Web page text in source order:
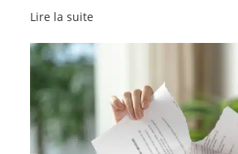
Lire la suite